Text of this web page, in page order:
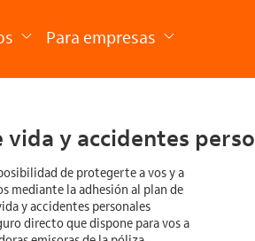
Para empresas
vida y accidentes
de protegerte a vos y a
mediante la adhesión al plan de
y accidentes personales
directo que dispone para vos a